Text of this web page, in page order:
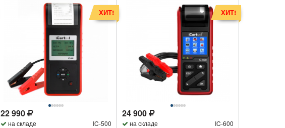
22 990
на складе IC-500
ХИТ!
24 900
на складе IC-600
ХИТ!